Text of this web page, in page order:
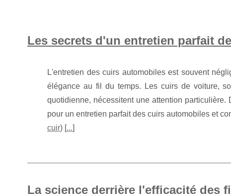
Les secrets d'un entretien parfait
L'entretien des cuirs automobiles est souvent
élégance au fil du temps. Les cuirs de voiture,
quotidienne, nécessitent une attention
pour un entretien parfait des cuirs automobiles et
cuir) [...]
La science derrière l'efficacité des